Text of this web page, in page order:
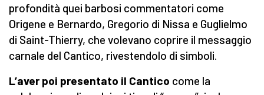
profondità quei barbosi commentatori come
Origene e Bernardo, Gregorio di Nissa e Guglielmo
di Saint-Thierry, che volevano coprire il messaggio
carnale del Cantico, rivestendolo di simboli.
L’aver poi presentato il Cantico come la